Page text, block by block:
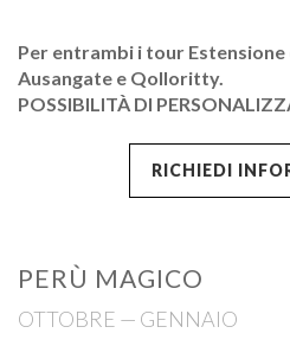
Per entrambi i tour Estensione
Ausangate e Qolloritty.
POSSIBILITÀ DI
RICHIEDI
PERÙ MAGICO
OTTOBRE — GENNAIO